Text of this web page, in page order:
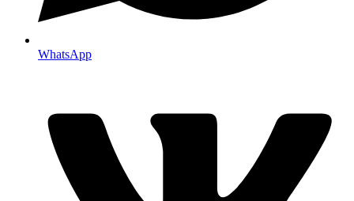
WhatsApp